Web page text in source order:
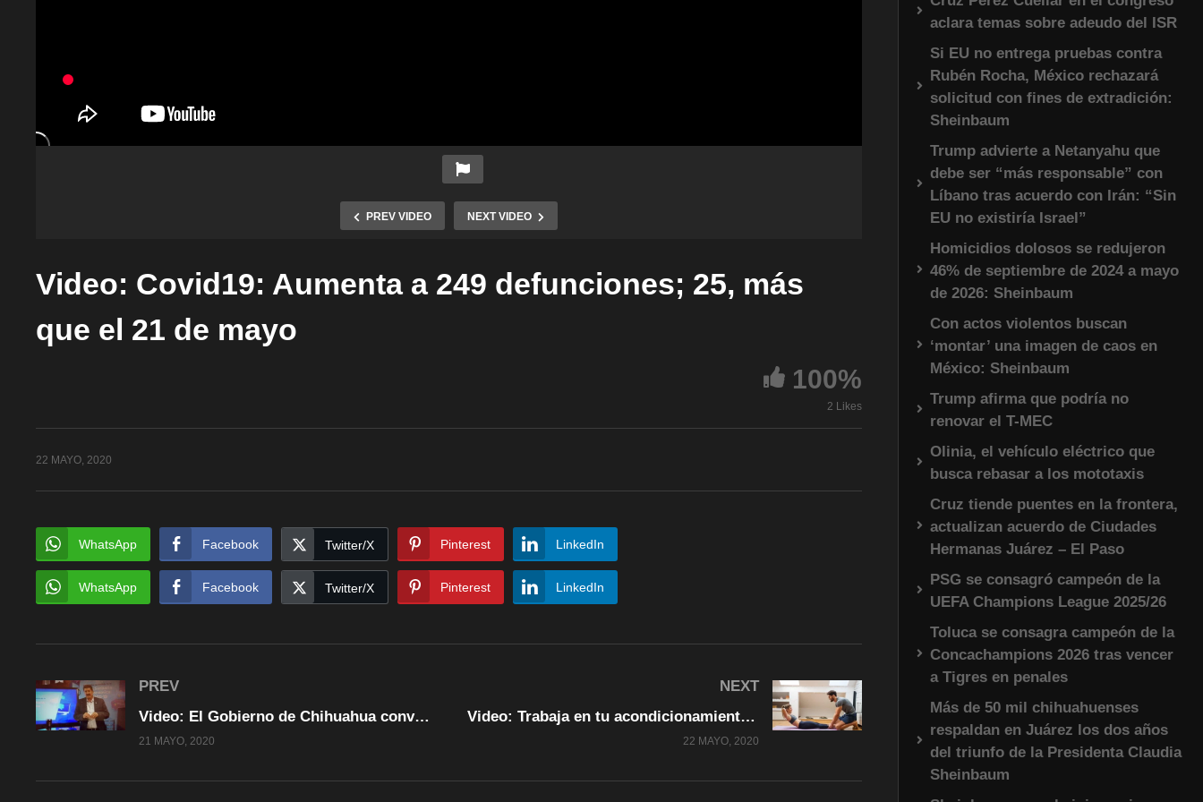
PREV VIDEO NEXT VIDEO
Video: Covid19: Aumenta a 249 defunciones; 25, más
que el 21 de mayo
100%
2 Likes
22 MAYO, 2020
WhatsApp Facebook Twitter/X Pinterest LinkedIn
WhatsApp Facebook Twitter/X Pinterest LinkedIn
PREV
Video: El Gobierno de Chihuahua convocó Foro sobre Crisis Sanitaria y Económica covid19
21 MAYO, 2020
NEXT
Video: Trabaja en tu acondicionamiento físico con las rutinas que tiene preparada para ti Alejandra Porras.
22 MAYO, 2020
aclara temas sobre adeudo del ISR
Si EU no entrega pruebas contra
Rubén Rocha, México rechazará
solicitud con fines de extradición:
Sheinbaum
Trump advierte a Netanyahu que
debe ser “más responsable” con
Líbano tras acuerdo con Irán: “Sin
EU no existiría Israel”
Homicidios dolosos se redujeron
46% de septiembre de 2024 a mayo
de 2026: Sheinbaum
Con actos violentos buscan
‘montar’ una imagen de caos en
México: Sheinbaum
Trump afirma que podría no
renovar el T-MEC
Olinia, el vehículo eléctrico que
busca rebasar a los mototaxis
Cruz tiende puentes en la frontera,
actualizan acuerdo de Ciudades
Hermanas Juárez – El Paso
PSG se consagró campeón de la
UEFA Champions League 2025/26
Toluca se consagra campeón de la
Concachampions 2026 tras vencer
a Tigres en penales
Más de 50 mil chihuahuenses
respaldan en Juárez los dos años
del triunfo de la Presidenta Claudia
Sheinbaum